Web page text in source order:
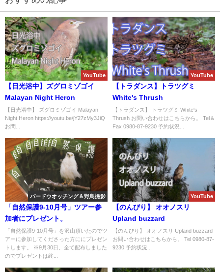
YouTube
【日光浴中】ズグロミゾゴイ
Malayan Night Heron
【日光浴中】 ズグロミゾゴイ Malayan
Night Heron https://youtu.be/jY27zMy3JiQ
お問...
YouTube
【トラダンス】トラツグミ
White's Thrush
【トラダンス】 トラツグミ White's
Thrush お問い合わせはこちらから。 Tel＆
Fax 0980-87-9230 予約状況...
バードウオッチング＆野鳥撮影
「自然保護9-10月号」ツアー参
加者にプレゼント。
「自然保護9-10月号」を沢山頂いたのでツ
アーに参加してくださった方ににプレゼン
トします。 ※9月30日、全て配布しました
のでプレゼントは終...
YouTube
【のんびり】 オオノスリ
Upland buzzard
【のんびり】 オオノスリ Upland buzzard
お問い合わせはこちらから。 Tel 0980-87-
9230 予約状況...